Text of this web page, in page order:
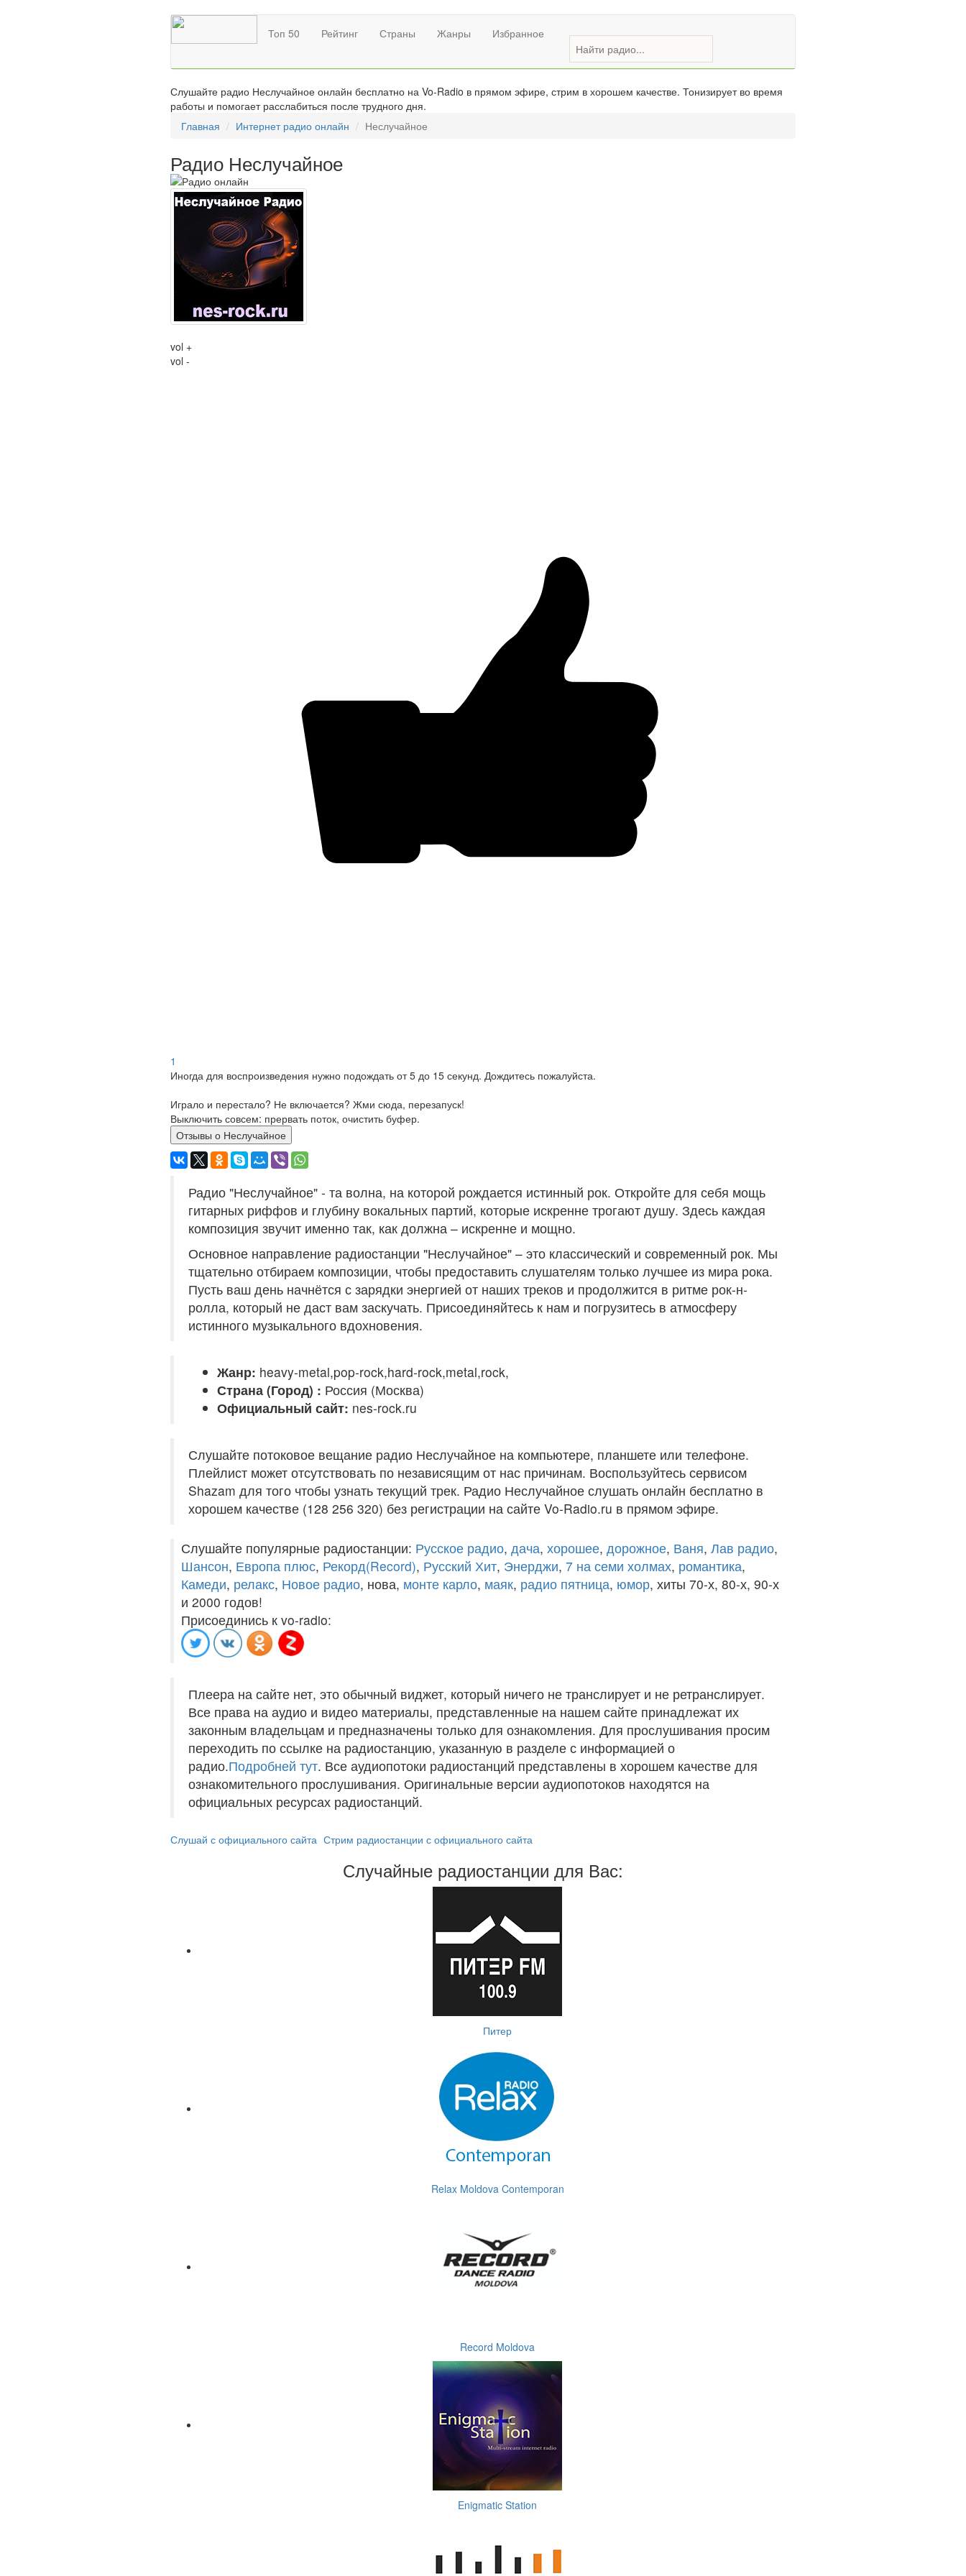
Топ 50 Рейтинг Страны Жанры Избранное
Слушайте радио Неслучайное онлайн бесплатно на Vo-Radio в прямом эфире, стрим в хорошем качестве. Тонизирует во время
работы и помогает расслабиться после трудного дня.
Главная
Интернет радио онлайн Неслучайное
Радио Неслучайное
vol +
vol -
1
Иногда для воспроизведения нужно подождать от 5 до 15 секунд. Дождитесь пожалуйста.
Играло и перестало? Не включается? Жми сюда, перезапуск!
Выключить совсем: прервать поток, очистить буфер.
Отзывы о Неслучайное
Радио "Неслучайное" - та волна, на которой рождается истинный рок. Откройте для себя мощь
гитарных риффов и глубину вокальных партий, которые искренне трогают душу. Здесь каждая
композиция звучит именно так, как должна – искренне и мощно.
Основное направление радиостанции "Неслучайное" – это классический и современный рок. Мы
тщательно отбираем композиции, чтобы предоставить слушателям только лучшее из мира рока.
Пусть ваш день начнётся с зарядки энергией от наших треков и продолжится в ритме рок-н-
ролла, который не даст вам заскучать. Присоединяйтесь к нам и погрузитесь в атмосферу
истинного музыкального вдохновения.
Жанр: heavy-metal,pop-rock,hard-rock,metal,rock,
Страна (Город) : Россия (Москва)
Официальный сайт: nes-rock.ru
Слушайте потоковое вещание радио Неслучайное на компьютере, планшете или телефоне.
Плейлист может отсутствовать по независящим от нас причинам. Воспользуйтесь сервисом
Shazam для того чтобы узнать текущий трек. Радио Неслучайное слушать онлайн бесплатно в
хорошем качестве (128 256 320) без регистрации на сайте Vo-Radio.ru в прямом эфире.
Слушайте популярные радиостанции: Русское радио, дача, хорошее, дорожное, Ваня, Лав радио,
Шансон, Европа плюс, Рекорд(Record), Русский Хит, Энерджи, 7 на семи холмах, романтика,
Камеди, релакс, Новое радио, нова, монте карло, маяк, радио пятница, юмор, хиты 70-х, 80-х, 90-х
и 2000 годов!
Присоединись к vo-radio:
Плеера на сайте нет, это обычный виджет, который ничего не транслирует и не ретранслирует.
Все права на аудио и видео материалы, представленные на нашем сайте принадлежат их
законным владельцам и предназначены только для ознакомления. Для прослушивания просим
переходить по ссылке на радиостанцию, указанную в разделе с информацией о
радио.Подробней тут. Все аудиопотоки радиостанций представлены в хорошем качестве для
ознакомительного прослушивания. Оригинальные версии аудиопотоков находятся на
официальных ресурсах радиостанций.
Слушай с официального сайта Стрим радиостанции с официального сайта
Случайные радиостанции для Вас:
Питер
Relax Moldova Contemporan
Record Moldova
Enigmatic Station